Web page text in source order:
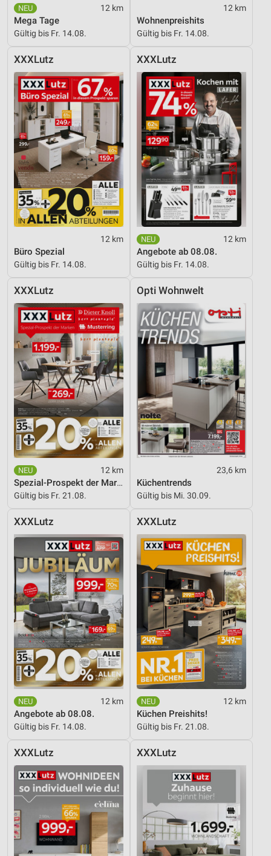
12 km
Mega Tage
Gültig bis Fr. 14.08.
12 km
Wohnenpreishits
Gültig bis Fr. 14.08.
XXXLutz
12 km
Büro Spezial
Gültig bis Fr. 14.08.
XXXLutz
12 km
Angebote ab 08.08.
Gültig bis Fr. 14.08.
XXXLutz
12 km
Spezial-Prospekt der Marken
Gültig bis Fr. 21.08.
Opti Wohnwelt
23,6 km
Küchentrends
Gültig bis Mi. 30.09.
XXXLutz
12 km
Angebote ab 08.08.
Gültig bis Fr. 14.08.
XXXLutz
12 km
Küchen Preishits!
Gültig bis Fr. 21.08.
XXXLutz XXXLutz
Entwicklung und Verbesserung der Angebote
Verwendung reduzierter Daten zur Auswahl von
IAB-Besonderheiten:
Verwendung genauer Standortdaten
Geräte anhand von aktiv angeforderten
Informationen identifizieren
Nicht-IAB-Verarbeitungszwecke:
Notwendig
Performance
Funktional